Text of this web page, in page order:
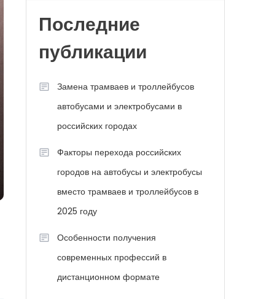
Последние
публикации
Замена трамваев и троллейбусов
автобусами и электробусами в
российских городах
Факторы перехода российских
городов на автобусы и электробусы
вместо трамваев и троллейбусов в
2025 году
Особенности получения
современных профессий в
дистанционном формате